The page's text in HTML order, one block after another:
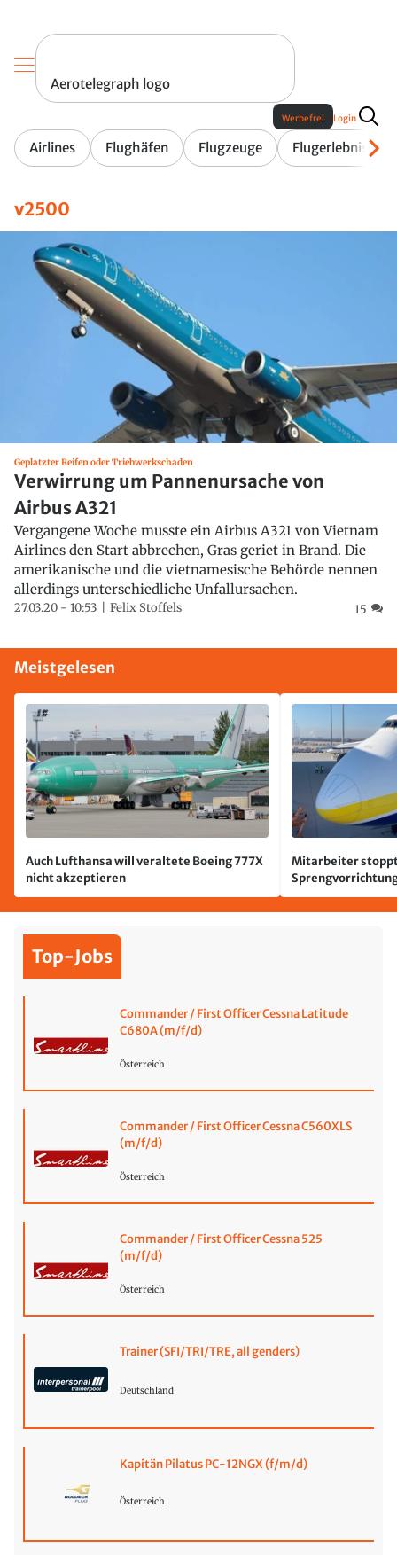
Aerotelegraph logo
Airlines Flughäfen Flugzeuge Flugerlebnis
Werbefrei Login
v2500
Geplatzter Reifen oder Triebwerkschaden
Verwirrung um Pannenursache von
Airbus A321
Vergangene Woche musste ein Airbus A321 von Vietnam
Airlines den Start abbrechen, Gras geriet in Brand. Die
amerikanische und die vietnamesische Behörde nennen
allerdings unterschiedliche Unfallursachen.
27.03.20 - 10:53 Felix Stoffels 15
Meistgelesen
Auch Lufthansa will veraltete Boeing 777X
nicht akzeptieren
Mitarbeiter
Leipzig/Halle
Top-Jobs
Commander / First Officer Cessna Latitude
C680A (m/f/d)
Österreich
Commander / First Officer Cessna C560XLS
(m/f/d)
Österreich
Commander / First Officer Cessna 525
(m/f/d)
Österreich
Trainer (SFI/TRI/TRE, all genders)
Deutschland
Kapitän Pilatus PC-12NGX (f/m/d)
Österreich